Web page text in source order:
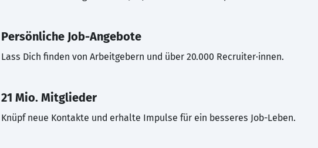
Persönliche Job-Angebote
Lass Dich finden von Arbeitgebern und über 20.000 Recruiter·innen.
21 Mio. Mitglieder
Knüpf neue Kontakte und erhalte Impulse für ein besseres Job-Leben.